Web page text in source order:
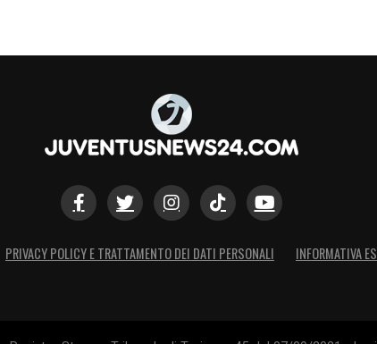
PRIVACY POLICY E TRATTAMENTO DEI DATI PERSONALI INFORMATIVA